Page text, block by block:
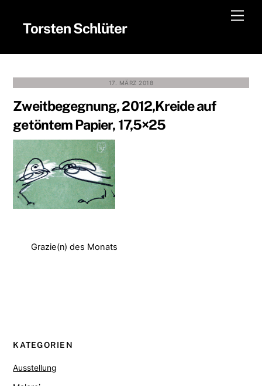
contentTorsten Schlüter
17. MÄRZ 2018
Zweitbegegnung, 2012,Kreide auf
getöntem Papier, 17,5×25
Grazie(n) des Monats
KATEGORIEN
Ausstellung